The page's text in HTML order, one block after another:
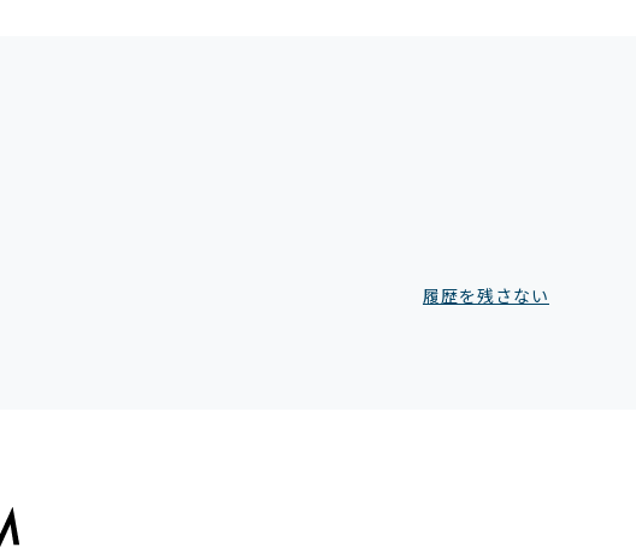
履歴を残さない